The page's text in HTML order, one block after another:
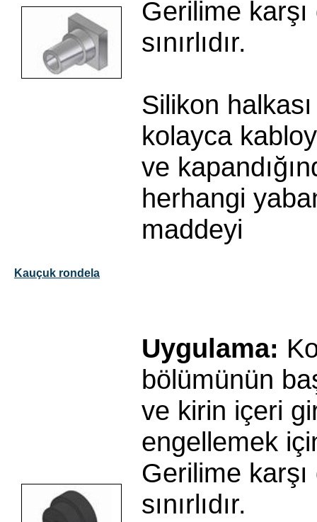
Gerilime
sınırlıdır.
Silikon
kolayca
ve
herhangi
maddeyi
Kauçuk rondela
Uygulama:
bölümünün
ve kirin içeri
engellemek
Gerilime
sınırlıdır.